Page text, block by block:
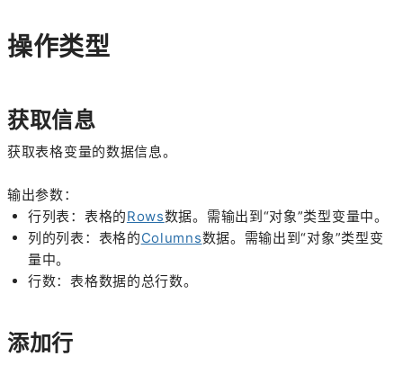
操作类型
获取信息
获取表格变量的数据信息。
输出参数：
行列表：表格的Rows数据。需输出到“对象”类型变量中。
列的列表：表格的Columns数据。需输出到“对象”类型变
量中。
行数：表格数据的总行数。
添加行